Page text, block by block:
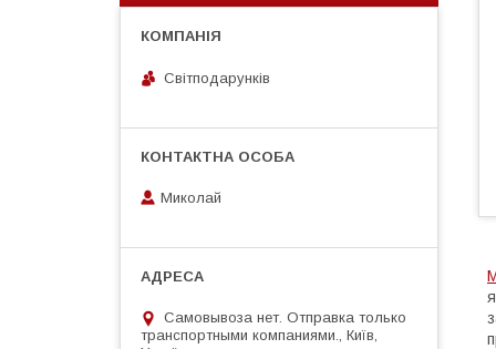
Світподарунків
Миколай
Самовывоза нет. Отправка только
транспортными компаниями., Київ,